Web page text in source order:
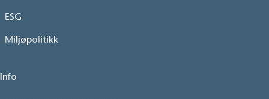
ESG
Miljøpolitikk
Info